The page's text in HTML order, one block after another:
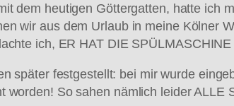
dem heutigen Göttergatten, hatte ich
wir aus dem Urlaub in meine Kölner
ich, ER HAT DIE
später festgestellt: bei mir wurde
worden! So sahen nämlich leider